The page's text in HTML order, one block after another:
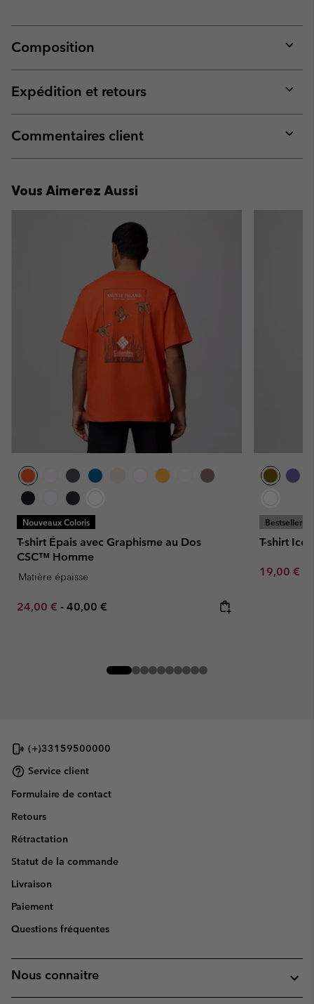
Composition
or
Expédition et retours
or
Commentaires client
or
Vous Aimerez Aussi
Nouveaux Coloris
T-shirt Épais avec Graphisme au Dos
CSC™ Homme
Matière épaisse
Minimum sale price:
24,00 € - Maximum price:
40,00 €
Bestseller
T-shirt
Minimum
19,00 €
(+)33159500000
Service client
Formulaire de contact
Retours
Rétractation
Statut de la commande
Livraison
Paiement
Questions fréquentes
Nous connaitre